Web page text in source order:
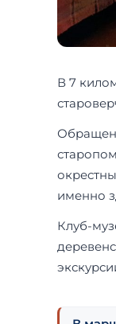
В 7
именно
Клуб-